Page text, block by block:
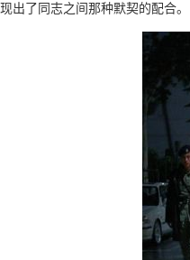
现出了同志之间那种默契的配合。